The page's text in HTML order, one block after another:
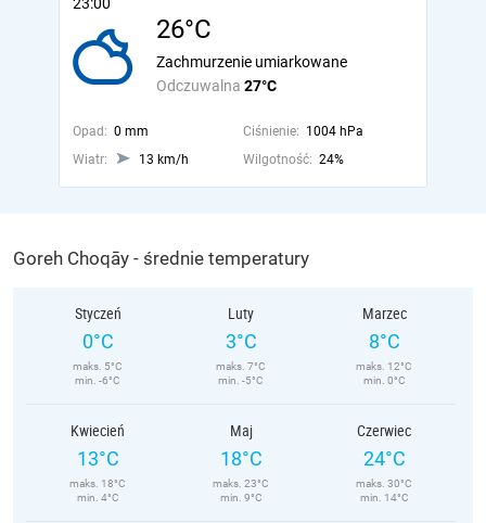
26°C
Odczuwalna 27°C
Zachmurzenie umiarkowane
Opad: 0 mm Ciśnienie: 1004 hPa
Wiatr:
13 km/h Wilgotność: 24%
Goreh Choqāy - średnie temperatury
Styczeń
0°C
maks. 5°C
min. -6°C
Luty
3°C
maks. 7°C
min. -5°C
Marzec
8°C
maks. 12°C
min. 0°C
Kwiecień
13°C
maks. 18°C
min. 4°C
Maj
18°C
maks. 23°C
min. 9°C
Czerwiec
24°C
maks. 30°C
min. 14°C